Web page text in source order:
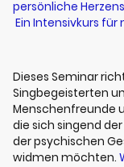
persönliche
Ein Intensivkurs für
Dieses Seminar
Singbegeisterten
Menschenfreunde
die sich singend
der psychischen
widmen möchten.